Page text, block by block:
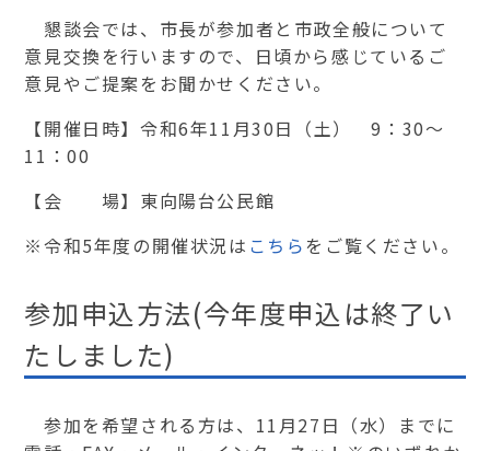
懇談会では、市長が参加者と市政全般について
意見交換を行いますので、日頃から感じているご
意見やご提案をお聞かせください。
【開催日時】令和6年11月30日（土） 9：30～
11：00
【会 場】東向陽台公民館
※令和5年度の開催状況は こちら をご覧ください。
参加申込方法(今年度申込は終了い
たしました)
参加を希望される方は、11月27日（水）までに